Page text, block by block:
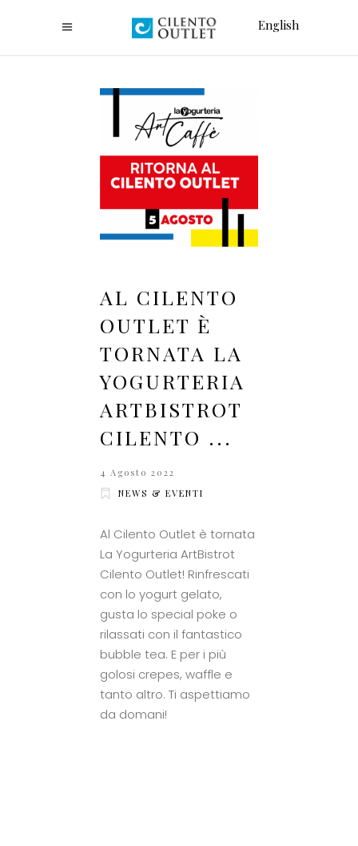
English
AL CILENTO
OUTLET È
TORNATA LA
YOGURTERIA
ARTBISTROT
CILENTO ...
4 Agosto 2022
NEWS & EVENTI
Al Cilento Outlet è tornata
La Yogurteria ArtBistrot
Cilento Outlet! Rinfrescati
con lo yogurt gelato,
gusta lo special poke o
rilassati con il fantastico
bubble tea. E per i più
golosi crepes, waffle e
tanto altro. Ti aspettiamo
da domani!